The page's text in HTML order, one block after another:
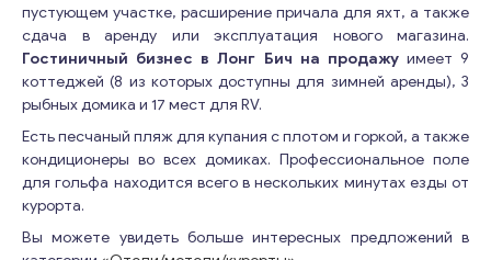
пустующем участке, расширение причала для яхт, а также
сдача в аренду или эксплуатация нового магазина.
Гостиничный бизнес в Лонг Бич на продажуимеет 9
коттеджей (8 из которых доступны для зимней аренды), 3
рыбных домика и 17 мест для RV.
Есть песчаный пляж для купания с плотом и горкой, а также
кондиционеры во всех домиках. Профессиональное поле
для гольфа находится всего в нескольких минутах езды от
курорта.
Вы можете увидеть больше интересных предложений в